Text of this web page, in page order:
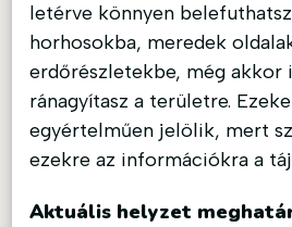
letérve könnyen
horhosokba, meredek
erdőrészletekbe, még akkor
ránagyítasz a területre.
egyértelműen jelölik, mert
ezekre az információkra a
Aktuális helyzet